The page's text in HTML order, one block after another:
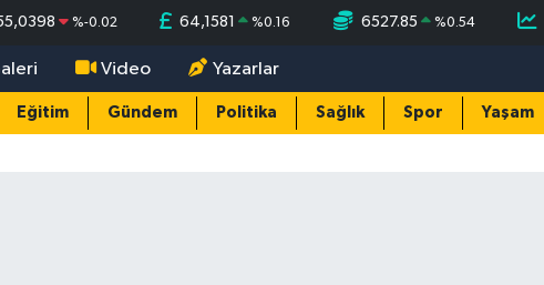
%-0.02 64,1581 %0.16 6527.85 %0.54
Video Yazarlar
Eğitim Gündem Politika Sağlık Spor Yaşam